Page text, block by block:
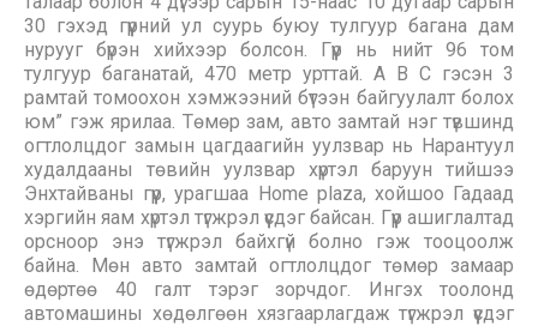
30 гэхэд гүүрний ул суурь буюу тулгуур багана дам
нурууг бүрэн хийхээр болсон. Гүүр нь нийт 96 том
тулгуур баганатай, 470 метр урттай. А В С гэсэн 3
рамтай томоохон хэмжээний бүтээн байгуулалт болох
юм” гэж ярилаа. Төмөр зам, авто замтай нэг түвшинд
огтлолцдог замын цагдаагийн уулзвар нь Нарантуул
худалдааны төвийн уулзвар хүртэл баруун тийшээ
Энхтайваны гүүр, урагшаа Home plaza, хойшоо Гадаад
хэргийн яам хүртэл түгжрэл үүсдэг байсан. Гүүр ашиглалтад
орсноор энэ түгжрэл байхгүй болно гэж тооцоолж
байна. Мөн авто замтай огтлолцдог төмөр замаар
өдөртөө 40 галт тэрэг зорчдог. Ингэх тоолонд
автомашины хөдөлгөөн хязгаарлагдаж түгжрэл үүсдэг